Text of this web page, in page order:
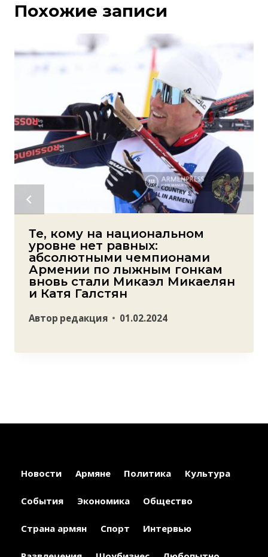
Похожие записи
Те, кому на национальном
уровне нет равных:
абсолютными чемпионами
Армении по лыжным гонкам
вновь стали Микаэл Микаелян
и Катя Галстян
Автор редакция 01.02.2024
Новости Армяне Политика Культура
События Экономика Общество
Страна армян Спорт Интервью